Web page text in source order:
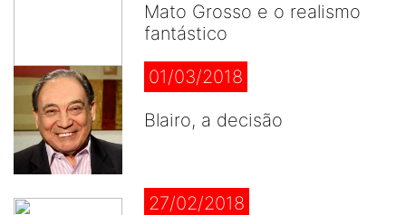
Mato Grosso e o realismo
fantástico
01/03/2018
Blairo, a decisão
27/02/2018